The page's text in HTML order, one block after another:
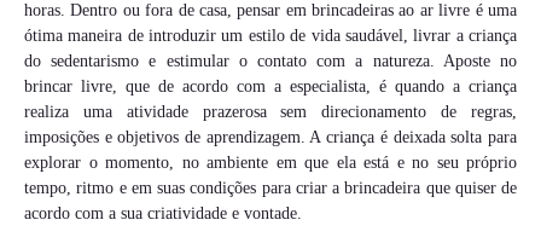
horas. Dentro ou fora de casa, pensar em brincadeiras ao ar livre é uma
ótima maneira de introduzir um estilo de vida saudável, livrar a criança
do sedentarismo e estimular o contato com a natureza. Aposte no
brincar livre, que de acordo com a especialista, é quando a criança
realiza uma atividade prazerosa sem direcionamento de regras,
imposições e objetivos de aprendizagem. A criança é deixada solta para
explorar o momento, no ambiente em que ela está e no seu próprio
tempo, ritmo e em suas condições para criar a brincadeira que quiser de
acordo com a sua criatividade e vontade.